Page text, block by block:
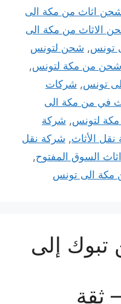
اثاث من مكة الى
الاثاث من مكة الى
تونس, شحن لتونس
شحن من مكة لتونس,
تونس, شركات
في من مكة الى
لتونس, شركة
الأثاث, شركة نقل
السوق المفتوح,
الى تونس
إلى
0553885449– ثقة